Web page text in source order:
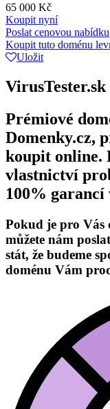
65 000 Kč
Koupit nyní
Poslat cenovou nabídku
Koupit tuto doménu
Uložit
VirusTester.sk
Prémiové
Domenky.cz,
koupit online.
vlastnictví
100% garancí
Pokud je pro Vás
můžete nám
stát, že budeme
doménu Vám